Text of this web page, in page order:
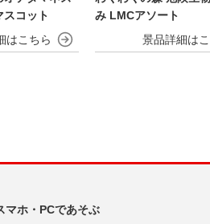
スコット
み LMCアソート
マホ・PCであそぶ